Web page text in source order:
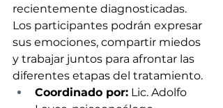
recientemente diagnosticadas.
Los participantes podrán expresar
sus emociones, compartir miedos
y trabajar juntos para afrontar las
diferentes etapas del tratamiento.
Coordinado por: Lic. Adolfo